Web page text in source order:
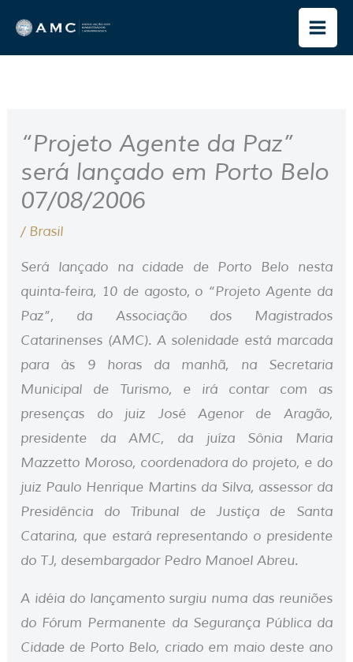
para
o
“Projeto Agente da Paz”
será lançado em Porto Belo
07/08/2006
/ Brasil
Será lançado na cidade de Porto Belo nesta
quinta-feira, 10 de agosto, o “Projeto Agente da
Paz”, da Associação dos Magistrados
Catarinenses (AMC). A solenidade está marcada
para às 9 horas da manhã, na Secretaria
Municipal de Turismo, e irá contar com as
presenças do juiz José Agenor de Aragão,
presidente da AMC, da juíza Sônia Maria
Mazzetto Moroso, coordenadora do projeto, e do
juiz Paulo Henrique Martins da Silva, assessor da
Presidência do Tribunal de Justiça de Santa
Catarina, que estará representando o presidente
do TJ, desembargador Pedro Manoel Abreu.
A idéia do lançamento surgiu numa das reuniões
do Fórum Permanente da Segurança Pública da
Cidade de Porto Belo, criado em maio deste ano